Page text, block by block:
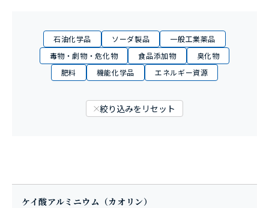
石油化学品 ソーダ製品
一般工業薬品
毒物・劇物・危化物
食品添加物
臭化物
肥料
機能化学品 エネルギー資源
絞り込みをリセット
ケイ酸アルミニウム（カオリン）